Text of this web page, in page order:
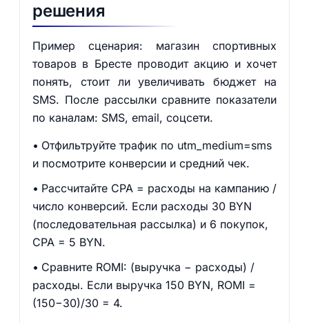
решения
Пример сценария: магазин спортивных
товаров в Бресте проводит акцию и хочет
понять, стоит ли увеличивать бюджет на
SMS. После рассылки сравните показатели
по каналам: SMS, email, соцсети.
Отфильтруйте трафик по utm_medium=sms
и посмотрите конверсии и средний чек.
Рассчитайте CPA = расходы на кампанию /
число конверсий. Если расходы 30 BYN
(последовательная рассылка) и 6 покупок,
CPA = 5 BYN.
Сравните ROMI: (выручка − расходы) /
расходы. Если выручка 150 BYN, ROMI =
(150−30)/30 = 4.